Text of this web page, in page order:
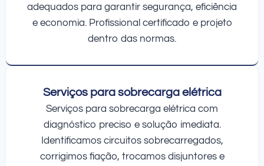
adequados para garantir segurança, eficiência
e economia. Profissional certificado e projeto
dentro das normas.
Serviços para sobrecarga elétrica
Serviços para sobrecarga elétrica com
diagnóstico preciso e solução imediata.
Identificamos circuitos sobrecarregados,
corrigimos fiação, trocamos disjuntores e